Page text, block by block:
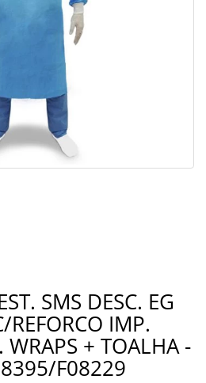
SMS DESC. EG
IMP.
+ TOALHA -
F08229